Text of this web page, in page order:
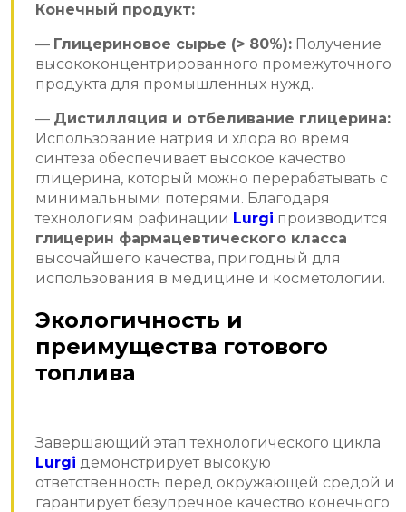
Конечный продукт:
— Глицериновое сырье (> 80%): Получение
высококонцентрированного промежуточного
продукта для промышленных нужд.
— Дистилляция и отбеливание глицерина:
Использование натрия и хлора во время
синтеза обеспечивает высокое качество
глицерина, который можно перерабатывать с
минимальными потерями. Благодаря
технологиям рафинации Lurgi производится
глицерин фармацевтического класса
высочайшего качества, пригодный для
использования в медицине и косметологии.
Экологичность и
преимущества готового
топлива
Завершающий этап технологического цикла
Lurgi демонстрирует высокую
ответственность перед окружающей средой и
гарантирует безупречное качество конечного